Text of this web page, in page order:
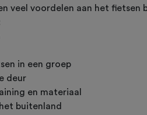
veel voordelen aan het fietsen
in een groep
deur
en materiaal
buitenland